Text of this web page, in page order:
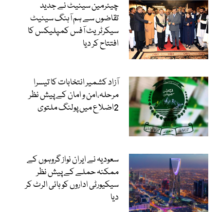
چیئرمین سینیٹ نے جدید
تقاضوں سے ہم آہنگ سینیٹ
سیکرٹریٹ آفس کمپلیکس کا
افتتاح کر دیا
آزاد کشمیر انتخابات کا تیسرا
مرحلہ،امن و امان کے پیش نظر
2اضلاع میں پولنگ ملتوی
سعودیہ نے ایران نواز گروہوں کے
ممکنہ حملے کے پیش نظر
سیکیورٹی اداروں کو ہائی الرٹ کر
دیا